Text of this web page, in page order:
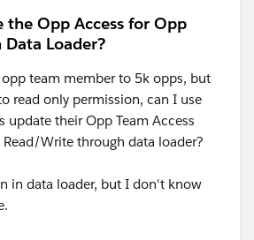
the Opp Access for Opp
Loader?
team member to 5k opps, but
read only permission, can I use
update their Opp Team Access
Write through data loader?
in data loader, but I don't know